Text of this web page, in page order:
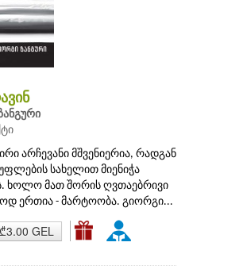
არჩევანი მშვენიერია, რადგან
სახელით მიენიჭა
ხოლო მათ შორის ღვთაებრივი
ერთია - მარტოობა. გიორგი...
₾3.00 GEL